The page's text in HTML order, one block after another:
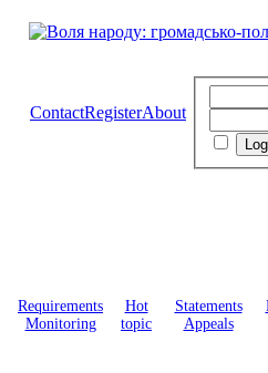
ContactRegisterAbout
Requirements
Monitoring
Hot
topic
Statements
Appeals